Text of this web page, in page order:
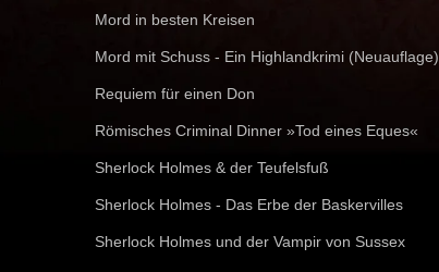
Mord in besten Kreisen
Mord mit Schuss - Ein Highlandkrimi (Neuauflage)
Requiem für einen Don
Römisches Criminal Dinner »Tod eines Eques«
Sherlock Holmes & der Teufelsfuß
Sherlock Holmes - Das Erbe der Baskervilles
Sherlock Holmes und der Vampir von Sussex